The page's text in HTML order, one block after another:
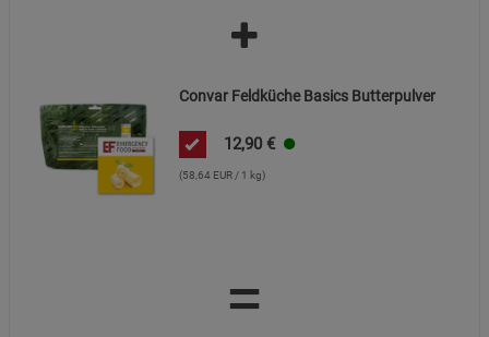
Convar Feldküche Basics Butterpulver
12,90 €
(58,64 EUR / 1 kg)
=